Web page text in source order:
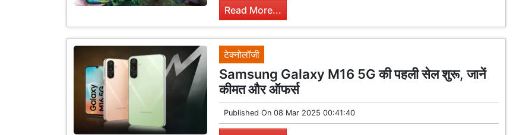
Read More...
टेक्नोलॉजी
Samsung Galaxy M16 5G की पहली सेल शुरू, जानें
कीमत और ऑफर्स
Published On 08 Mar 2025 00:41:40